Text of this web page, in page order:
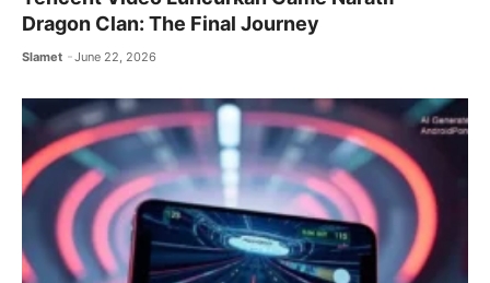
Dragon Clan: The Final Journey
Slamet June 22, 2026